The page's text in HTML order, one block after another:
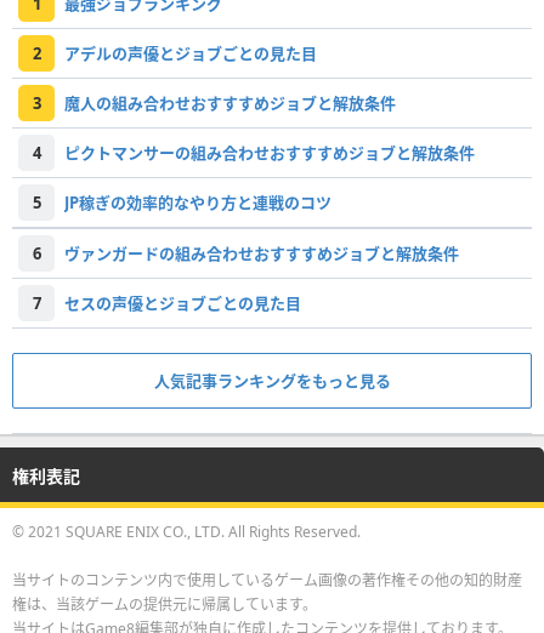
2 アデルの声優とジョブごとの見た目
3 魔人の組み合わせおすすすめジョブと解放条件
4 ピクトマンサーの組み合わせおすすすめジョブと解放条件
5 JP稼ぎの効率的なやり方と連戦のコツ
6 ヴァンガードの組み合わせおすすすめジョブと解放条件
7 セスの声優とジョブごとの見た目
人気記事ランキングをもっと見る
権利表記
© 2021 SQUARE ENIX CO., LTD. All Rights Reserved.
当サイトのコンテンツ内で使用しているゲーム画像の著作権その他の知的財産
権は、当該ゲームの提供元に帰属しています。
当サイトはGame8編集部が独自に作成したコンテンツを提供しております。